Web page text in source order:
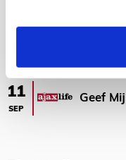
11
SEP
Geef